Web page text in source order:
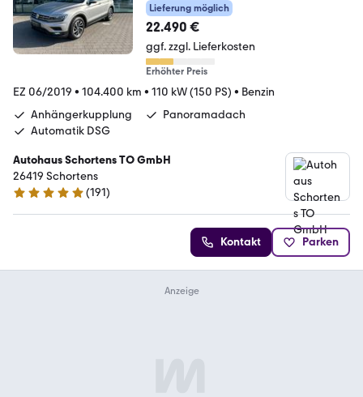
Lieferung möglich
22.490 €
ggf. zzgl. Lieferkosten
Erhöhter Preis
EZ 06/2019 • 104.400 km • 110 kW (150 PS) • Benzin
Anhängerkupplung
Panoramadach
Automatik DSG
Autohaus Schortens TO GmbH
26419 Schortens
5 Sterne
(191)
Kontakt Parken